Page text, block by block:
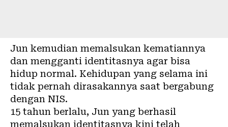
Jun kemudian memalsukan kematiannya
dan mengganti identitasnya agar bisa
hidup normal. Kehidupan yang selama ini
tidak pernah dirasakannya saat bergabung
dengan NIS.
15 tahun berlalu, Jun yang berhasil
memalsukan identitasnya kini telah